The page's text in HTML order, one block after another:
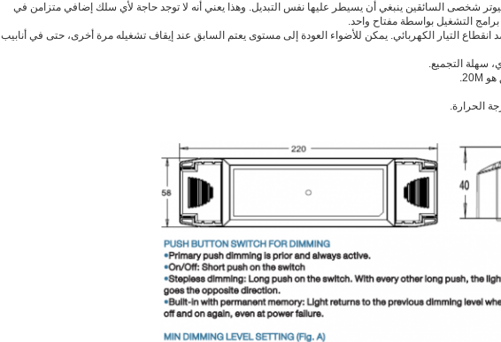
وهذا يعني أنه لا توجد حاجة لأي سلك إضافي متزامن في
التشغيل بواسطة مفتاح واحد.
يمكن للأضواء العودة إلى مستوى يعتم السابق عند إيقاف تشغيله مرة أخرى، حتى في أنابيب